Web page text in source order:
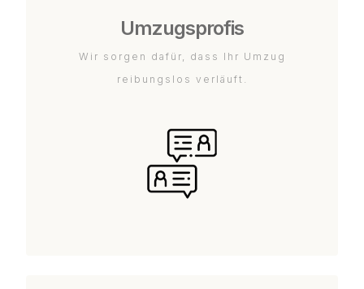
Umzugsprofis
Wir sorgen dafür, dass Ihr Umzug
reibungslos verläuft.